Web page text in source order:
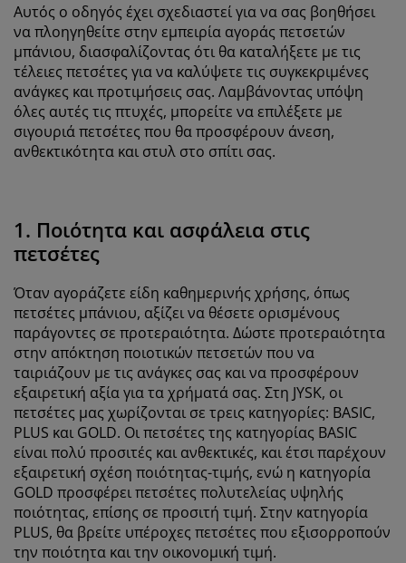
Αυτός ο οδηγός έχει σχεδιαστεί για να σας βοηθήσει
να πλοηγηθείτε στην εμπειρία αγοράς πετσετών
μπάνιου, διασφαλίζοντας ότι θα καταλήξετε με τις
τέλειες πετσέτες για να καλύψετε τις συγκεκριμένες
ανάγκες και προτιμήσεις σας. Λαμβάνοντας υπόψη
όλες αυτές τις πτυχές, μπορείτε να επιλέξετε με
σιγουριά πετσέτες που θα προσφέρουν άνεση,
ανθεκτικότητα και στυλ στο σπίτι σας.
1. Ποιότητα και ασφάλεια στις
πετσέτες
Όταν αγοράζετε είδη καθημερινής χρήσης, όπως
πετσέτες μπάνιου, αξίζει να θέσετε ορισμένους
παράγοντες σε προτεραιότητα. Δώστε προτεραιότητα
στην απόκτηση ποιοτικών πετσετών που να
ταιριάζουν με τις ανάγκες σας και να προσφέρουν
εξαιρετική αξία για τα χρήματά σας. Στη JYSK, οι
πετσέτες μας χωρίζονται σε τρεις κατηγορίες: BASIC,
PLUS και GOLD. Οι πετσέτες της κατηγορίας BASIC
είναι πολύ προσιτές και ανθεκτικές, και έτσι παρέχουν
εξαιρετική σχέση ποιότητας-τιμής, ενώ η κατηγορία
GOLD προσφέρει πετσέτες πολυτελείας υψηλής
ποιότητας, επίσης σε προσιτή τιμή. Στην κατηγορία
PLUS, θα βρείτε υπέροχες πετσέτες που εξισορροπούν
την ποιότητα και την οικονομική τιμή.